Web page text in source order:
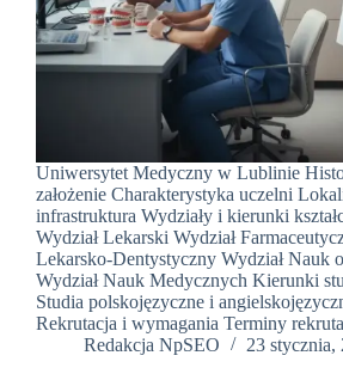
Uniwersytet Medyczny w Lublinie
założenie Charakterystyka uczelni
infrastruktura Wydziały i kierunki
Wydział Lekarski Wydział
Lekarsko-Dentystyczny Wydział Nauk
Wydział Nauk Medycznych Kierunki
Studia polskojęzyczne i
Rekrutacja i wymagania Terminy
Redakcja NpSEO
23 stycznia,